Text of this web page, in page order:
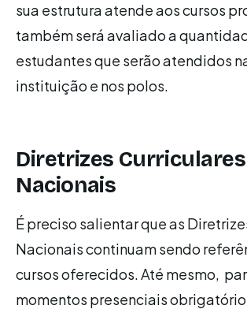
sua estrutura atende aos cursos
também será avaliado a
estudantes que serão atendidos
instituição e nos polos.
Diretrizes Curriculares
Nacionais
É preciso salientar que as
Nacionais continuam sendo
cursos oferecidos. Até mesmo,
momentos presenciais